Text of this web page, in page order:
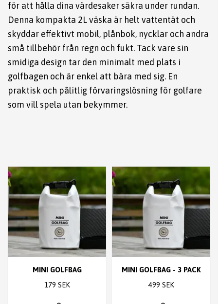
för att hålla dina värdesaker säkra under rundan.
Denna kompakta 2L väska är helt vattentät och
skyddar effektivt mobil, plånbok, nycklar och andra
små tillbehör från regn och fukt. Tack vare sin
smidiga design tar den minimalt med plats i
golfbagen och är enkel att bära med sig. En
praktisk och pålitlig förvaringslösning för golfare
som vill spela utan bekymmer.
MINI GOLFBAG
179 SEK
MINI GOLFBAG - 3 PACK
499 SEK